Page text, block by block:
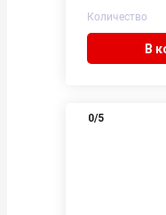
Количество
В
0/5